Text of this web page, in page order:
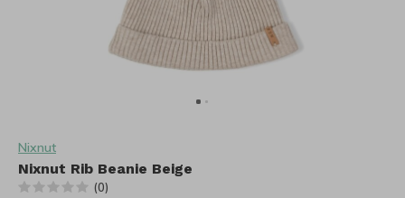
Nixnut
Nixnut Rib Beanie Beige
(0)